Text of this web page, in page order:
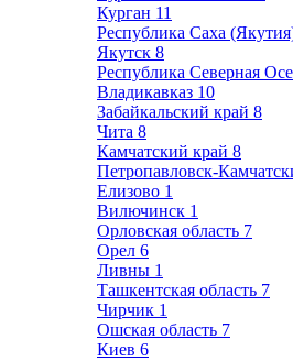
Курган 11
Республика Саха
Якутск 8
Республика Северная
Владикавказ 10
Забайкальский край 8
Чита 8
Камчатский край 8
Петропавловск-
Елизово 1
Вилючинск 1
Орловская область 7
Орел 6
Ливны 1
Ташкентская область 7
Чирчик 1
Ошская область 7
Киев 6